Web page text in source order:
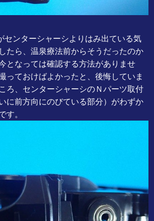
センターシャーシよりはみ出ている気
たら、温泉療法前からそうだったのか
となっては確認する方法がありませ
っておけばよかったと、後悔していま
ろ、センターシャーシのＮパーツ取付
に前方向にのびている部分）がわずか
す。